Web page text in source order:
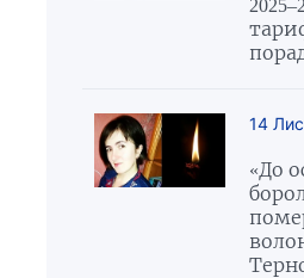
14
«До